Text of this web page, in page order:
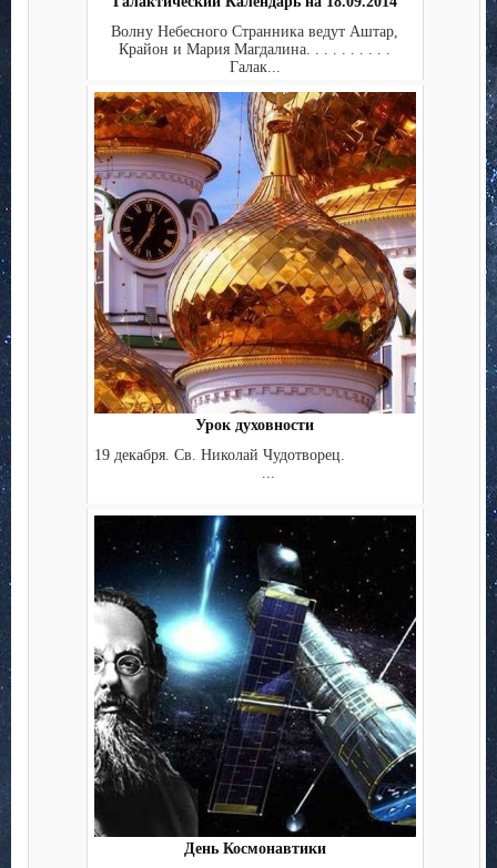
Волну Небесного Странника ведут Аштар,
Крайон и Мария Магдалина. . . . . . . . . .
Галак...
Урок духовности
19 декабря. Св. Николай Чудотворец.
День Космонавтики